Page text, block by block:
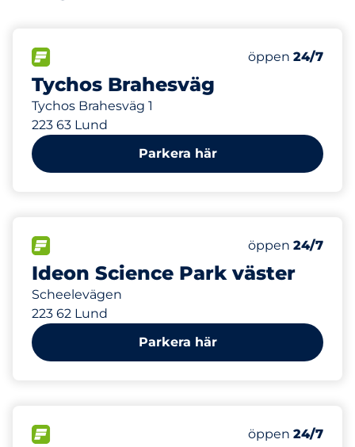
Tychos Brahesväg
Tychos Brahesväg 1
223 63 Lund
Lördag
öppen 24/7
93 m
Parkera här
Ideon Science Park väster
Scheelevägen
223 62 Lund
Antal
Totalt antal
Lördag
öppen 24/7
551 m
Parkera här
Lördag
öppen 24/7
631 m